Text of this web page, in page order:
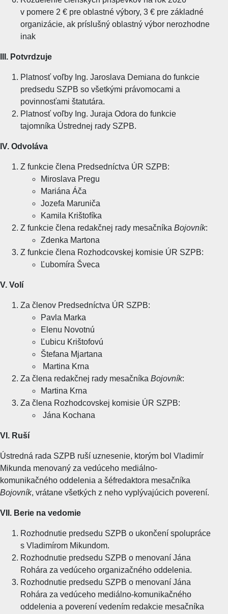
v pomere 2 € pre oblastné výbory, 3 € pre základné
organizácie, ak príslušný oblastný výbor nerozhodne
inak
III. Potvrdzuje
Platnosť voľby Ing. Jaroslava Demiana do funkcie
predsedu SZPB so všetkými právomocami a
povinnosťami štatutára.
Platnosť voľby Ing. Juraja Odora do funkcie
tajomníka Ústrednej rady SZPB.
IV. Odvoláva
Z funkcie člena Predsedníctva ÚR SZPB:
Miroslava Pregu
Mariána Áča
Jozefa Maruniča
Kamila Krištofíka
Z funkcie člena redakčnej rady mesačníka Bojovník:
Zdenka Martona
Z funkcie člena Rozhodcovskej komisie ÚR SZPB:
Ľubomíra Šveca
V. Volí
Za členov Predsedníctva ÚR SZPB:
Pavla Marka
Elenu Novotnú
Ľubicu Krištofovú
Štefana Mjartana
Martina Krna
Za člena redakčnej rady mesačníka Bojovník:
Martina Krna
Za člena Rozhodcovskej komisie ÚR SZPB:
Jána Kochana
VI. Ruší
Ústredná rada SZPB ruší uznesenie, ktorým bol Vladimír
Mikunda menovaný za vedúceho mediálno-
komunikačného oddelenia a šéfredaktora mesačníka
Bojovník, vrátane všetkých z neho vyplývajúcich poverení.
VII. Berie na vedomie
Rozhodnutie predsedu SZPB o ukončení spolupráce
s Vladimírom Mikundom.
Rozhodnutie predsedu SZPB o menovaní Jána
Rohára za vedúceho organizačného oddelenia.
Rozhodnutie predsedu SZPB o menovaní Jána
Rohára za vedúceho mediálno-komunikačného
oddelenia a poverení vedením redakcie mesačníka